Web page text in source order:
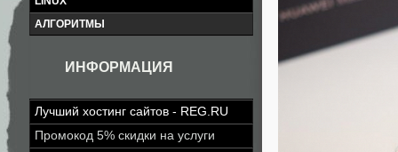
АЛГОРИТМЫ
ИНФОРМАЦИЯ
Лучший хостинг сайтов - REG.RU
Промокод 5% скидки на услуги